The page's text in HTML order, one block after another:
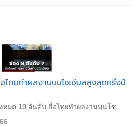
ทยทำผลงานบนโซเชียลสูงสุดครึ่งปี
หมด 10 อันดับ สื่อไทยทำผลงานบนโซ